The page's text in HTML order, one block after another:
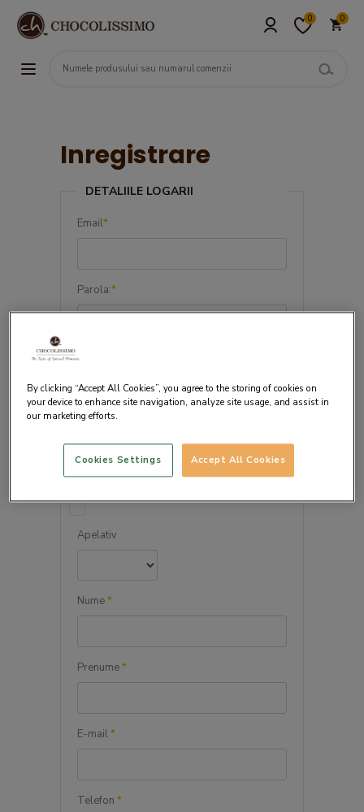
0 0
Inregistrare
DETALIILE LOGARII
Email*
Parola:*
Confirma parola:
DETALIILE PERSONALE
Apelativ
Nume*
Prenume*
E-mail*
Telefon *
By clicking “Accept All Cookies”, you agree to the storing of cookies on
your device to enhance site navigation, analyze site usage, and assist in
our marketing efforts.
Accept All Cookies
Cookies Settings